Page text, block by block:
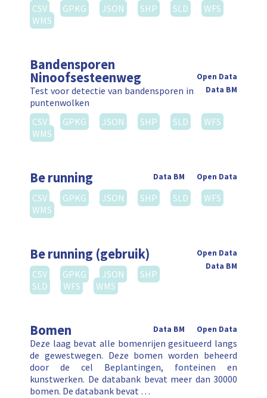
CSV GPKG JSON SHP SLD
WFS
WMS
Bandensporen
Ninoofsesteenweg
Open Data
Data BM
Test voor detectie van bandensporen in
puntenwolken
CSV
GPKG JSON SHP SLD
WFS
WMS
Be running Open Data
Data BM
CSV GPKG JSON SHP SLD
WFS
WMS
Be running (gebruik)
Open Data
Data BM
CSV GPKG JSON
SHP
SLD
WFS WMS
Bomen Open Data
Data BM
Deze laag bevat alle bomenrijen gesitueerd langs
de gewestwegen. Deze bomen worden beheerd
door de cel Beplantingen, fonteinen en
kunstwerken. De databank bevat meer dan 30000
bomen. De databank bevat …